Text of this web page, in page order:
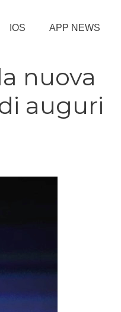
IOS APP NEWS
nuova
auguri